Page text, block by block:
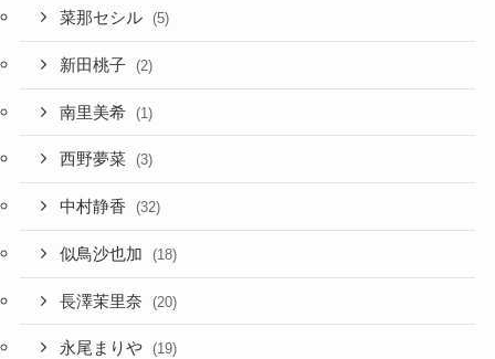
菜那セシル (5)
新田桃子 (2)
南里美希 (1)
西野夢菜 (3)
中村静香 (32)
似鳥沙也加 (18)
長澤茉里奈 (20)
永尾まりや (19)